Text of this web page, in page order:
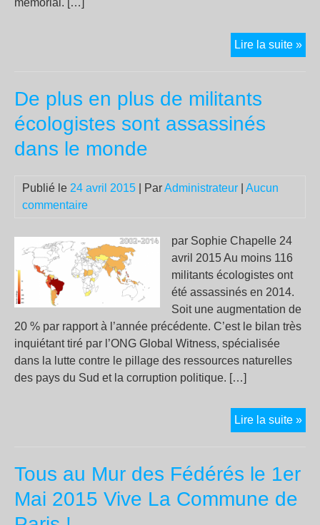
mémorial. […]
Lire la suite »
De plus en plus de militants
écologistes sont assassinés
dans le monde
Publié le 24 avril 2015 | ParAdministrateur
Aucun
commentaire
par Sophie Chapelle 24
avril 2015 Au moins 116
militants écologistes ont
été assassinés en 2014.
Soit une augmentation de
20 % par rapport à l’année précédente. C’est le bilan très
inquiétant tiré par l’ONG Global Witness, spécialisée
dans la lutte contre le pillage des ressources naturelles
des pays du Sud et la corruption politique. […]
Lire la suite »De
Tous au Mur des Fédérés le 1er
Mai 2015 Vive La Commune de